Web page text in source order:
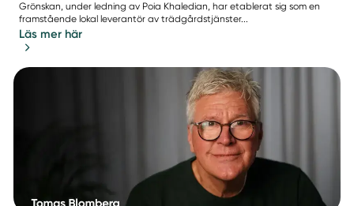
Grönskan, under ledning av Poia Khaledian, har etablerat sig som en
framstående lokal leverantör av trädgårdstjänster...
Läs mer här